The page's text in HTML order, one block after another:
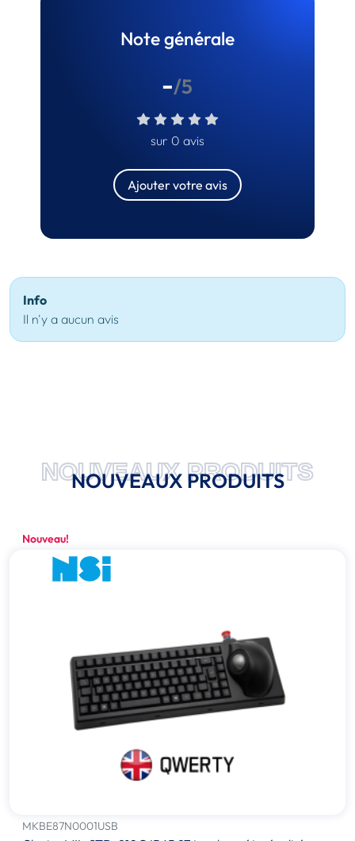
Note générale
-/5
sur 0 avis
Ajouter votre avis
Info
Il n'y a aucun avis
NOUVEAUX PRODUITS
NOUVEAUX PRODUITS
Nouveau!
MKBE87N0001USB